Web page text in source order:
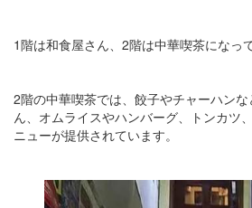
1階は和食屋さん、2階は中華喫茶になっ
2階の中華喫茶では、餃子やチャーハン
ん、オムライスやハンバーグ、トンカツ
ニューが提供されています。